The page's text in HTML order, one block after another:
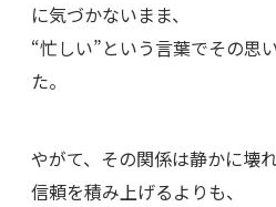
に気づかないまま、
“忙しい”という言葉でその思
た。
やがて、その関係は静かに壊
信頼を積み上げるよりも、